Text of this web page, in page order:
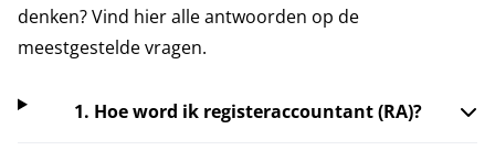
denken? Vind hier alle antwoorden op de
meestgestelde vragen.
1. Hoe word ik registeraccountant (RA)?